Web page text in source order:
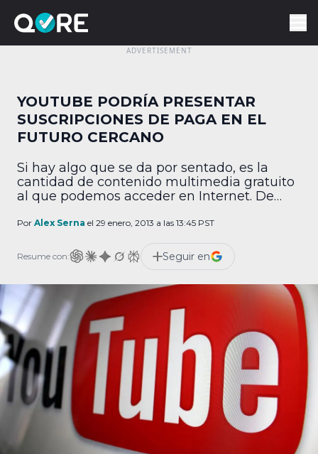
YOUTUBE PODRÍA PRESENTAR
SUSCRIPCIONES DE PAGA EN EL
FUTURO CERCANO
Si hay algo que se da por sentado, es la
cantidad de contenido multimedia gratuito
al que podemos acceder en Internet. De
un link que nos han enviado a través de
instantánea y disfrutar de un video que
puede […]
Por Alex Serna el 29 enero, 2013 a las 13:45 PST
Resume con: Seguir en